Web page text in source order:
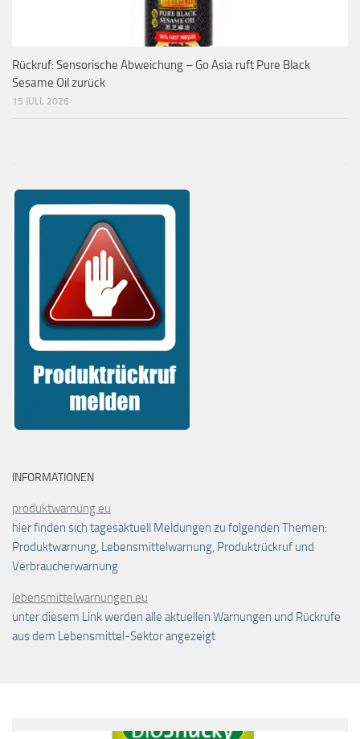
Rückruf: Sensorische Abweichung – Go Asia ruft Pure Black
Sesame Oil zurück
15 JULI, 2026
INFORMATIONEN
produktwarnung.eu
hier finden sich tagesaktuell Meldungen zu folgenden Themen:
Produktwarnung, Lebensmittelwarnung, Produktrückruf und
Verbraucherwarnung
lebensmittelwarnungen.eu
unter diesem Link werden alle aktuellen Warnungen und Rückrufe
aus dem Lebensmittel-Sektor angezeigt